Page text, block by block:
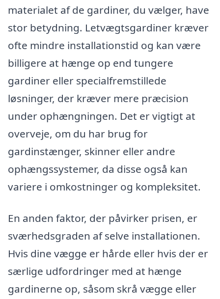
materialet af de gardiner, du vælger, have
stor betydning. Letvægtsgardiner kræver
ofte mindre installationstid og kan være
billigere at hænge op end tungere
gardiner eller specialfremstillede
løsninger, der kræver mere præcision
under ophængningen. Det er vigtigt at
overveje, om du har brug for
gardinstænger, skinner eller andre
ophængssystemer, da disse også kan
variere i omkostninger og kompleksitet.
En anden faktor, der påvirker prisen, er
sværhedsgraden af selve installationen.
Hvis dine vægge er hårde eller hvis der er
særlige udfordringer med at hænge
gardinerne op, såsom skrå vægge eller